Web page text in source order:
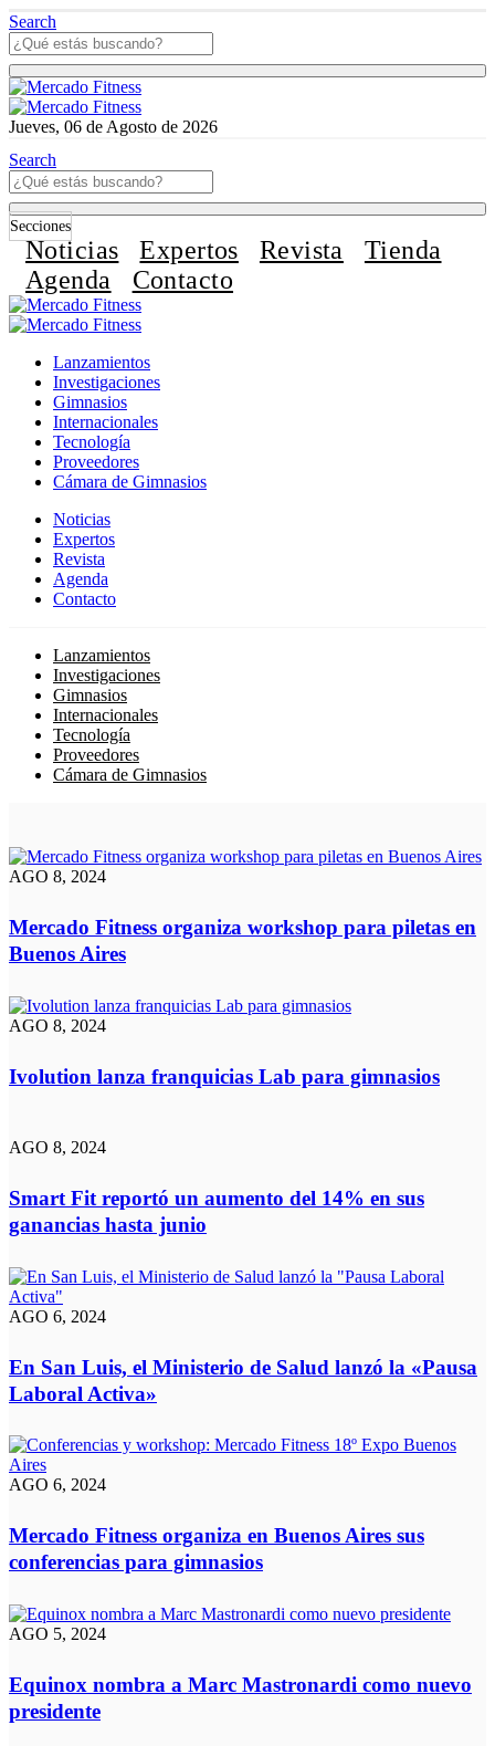
Search
Jueves, 06 de Agosto de 2026
Search
Secciones
Noticias Expertos Revista
Tienda
Agenda
Contacto
Lanzamientos
Investigaciones
Gimnasios
Internacionales
Tecnología
Proveedores
Cámara de Gimnasios
Noticias
Expertos
Revista
Agenda
Contacto
Lanzamientos
Investigaciones
Gimnasios
Internacionales
Tecnología
Proveedores
Cámara de Gimnasios
AGO 8, 2024
Mercado Fitness organiza workshop para piletas en
Buenos Aires
AGO 8, 2024
Ivolution lanza franquicias Lab para gimnasios
AGO 8, 2024
Smart Fit reportó un aumento del 14% en sus
ganancias hasta junio
AGO 6, 2024
En San Luis, el Ministerio de Salud lanzó la «Pausa
Laboral Activa»
AGO 6, 2024
Mercado Fitness organiza en Buenos Aires sus
conferencias para gimnasios
AGO 5, 2024
Equinox nombra a Marc Mastronardi como nuevo
presidente